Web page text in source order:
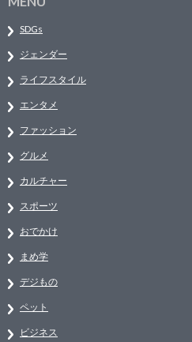
SDGs
ジェンダー
ライフスタイル
エンタメ
ファッション
グルメ
カルチャー
スポーツ
おでかけ
まめ学
デジもの
ペット
ビジネス